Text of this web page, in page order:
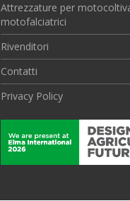
Attrezzature per
motofalciatrici
Rivenditori
Contatti
Privacy Policy